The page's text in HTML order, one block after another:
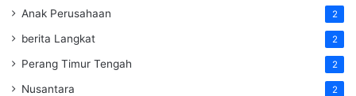
Anak Perusahaan 2
berita Langkat 2
Perang Timur Tengah 2
Nusantara 2